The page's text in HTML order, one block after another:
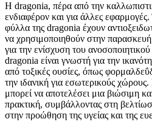
Η dragonia, πέρα από την
ενδιαφέρον και για άλλες εφαρμογές.
φύλλα της dragonia έχουν
να χρησιμοποιηθούν στην
για την ενίσχυση του
dragonia είναι γνωστή για την
από τοξικές ουσίες, όπως
την ιδανική για εσωτερικούς
μπορεί να αποτελέσει μια βιώσιμη
πρακτική, συμβάλλοντας στη
στην προώθηση της υγείας και της